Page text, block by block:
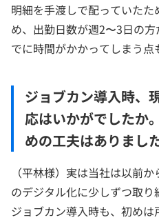
明細を手渡しで配っていた
め、出勤日数が週2〜3日の
でに時間がかかってしまう点
ジョブカン導入時、
応はいかがでしたか
めの工夫はありまし
（平林様）実は当社は以前
のデジタル化に少しずつ取
ジョブカン導入時も、初め